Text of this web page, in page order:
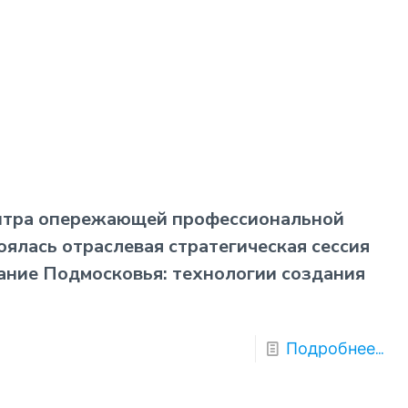
опережающей профессиональной
отраслевая стратегическая сессия
Подмосковья: технологии создания
Подробнее...